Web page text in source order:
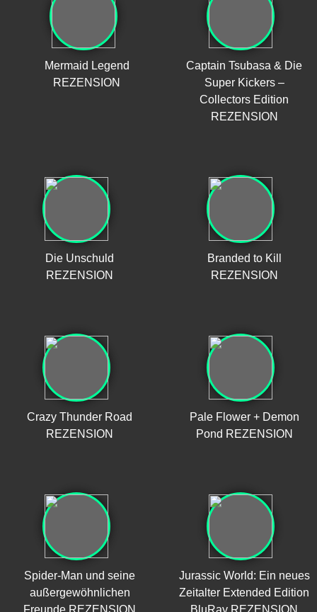
Mermaid Legend
REZENSION
Captain Tsubasa & Die
Super Kickers –
Collectors Edition
REZENSION
Die Unschuld
REZENSION
Branded to Kill
REZENSION
Crazy Thunder Road
REZENSION
Pale Flower + Demon
Pond REZENSION
Spider-Man und seine
außergewöhnlichen
Freunde REZENSION
Jurassic World: Ein neues
Zeitalter Extended Edition
BluRay REZENSION